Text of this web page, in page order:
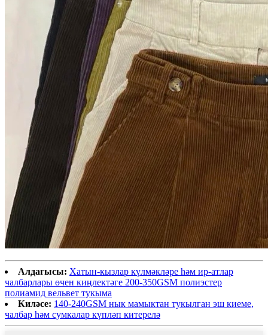
Алдагысы: Хатын-кызлар күлмәкләре һәм ир-атлар
чалбарлары өчен киңлектәге 200-350GSM полиэстер
полиамид вельвет тукыма
Киләсе: 140-240GSM нык мамыктан тукылган эш киеме,
чалбар һәм сумкалар күпләп китерелә